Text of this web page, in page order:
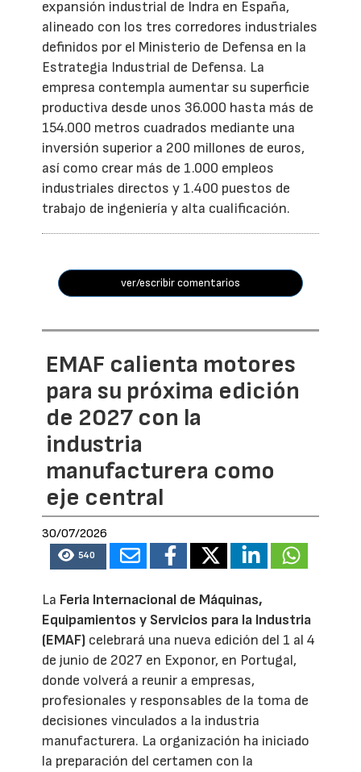
expansión industrial de Indra en España,
alineado con los tres corredores industriales
definidos por el Ministerio de Defensa en la
Estrategia Industrial de Defensa. La
empresa contempla aumentar su superficie
productiva desde unos 36.000 hasta más de
154.000 metros cuadrados mediante una
inversión superior a 200 millones de euros,
así como crear más de 1.000 empleos
industriales directos y 1.400 puestos de
trabajo de ingeniería y alta cualificación.
ver/escribir comentarios
EMAF calienta motores
para su próxima edición
de 2027 con la
industria
manufacturera como
eje central
30/07/2026
540
La Feria Internacional de Máquinas,
Equipamientos y Servicios para la Industria
(EMAF) celebrará una nueva edición del 1 al 4
de junio de 2027 en Exponor, en Portugal,
donde volverá a reunir a empresas,
profesionales y responsables de la toma de
decisiones vinculados a la industria
manufacturera. La organización ha iniciado
la preparación del certamen con la